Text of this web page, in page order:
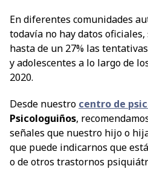
En diferentes comunidades
todavía no hay datos
hasta de un 27% las
y adolescentes a lo largo de
2020.
Desde nuestro centro de
Psicologuiños,
señales que nuestro hijo o
que puede indicarnos que
o de otros trastornos